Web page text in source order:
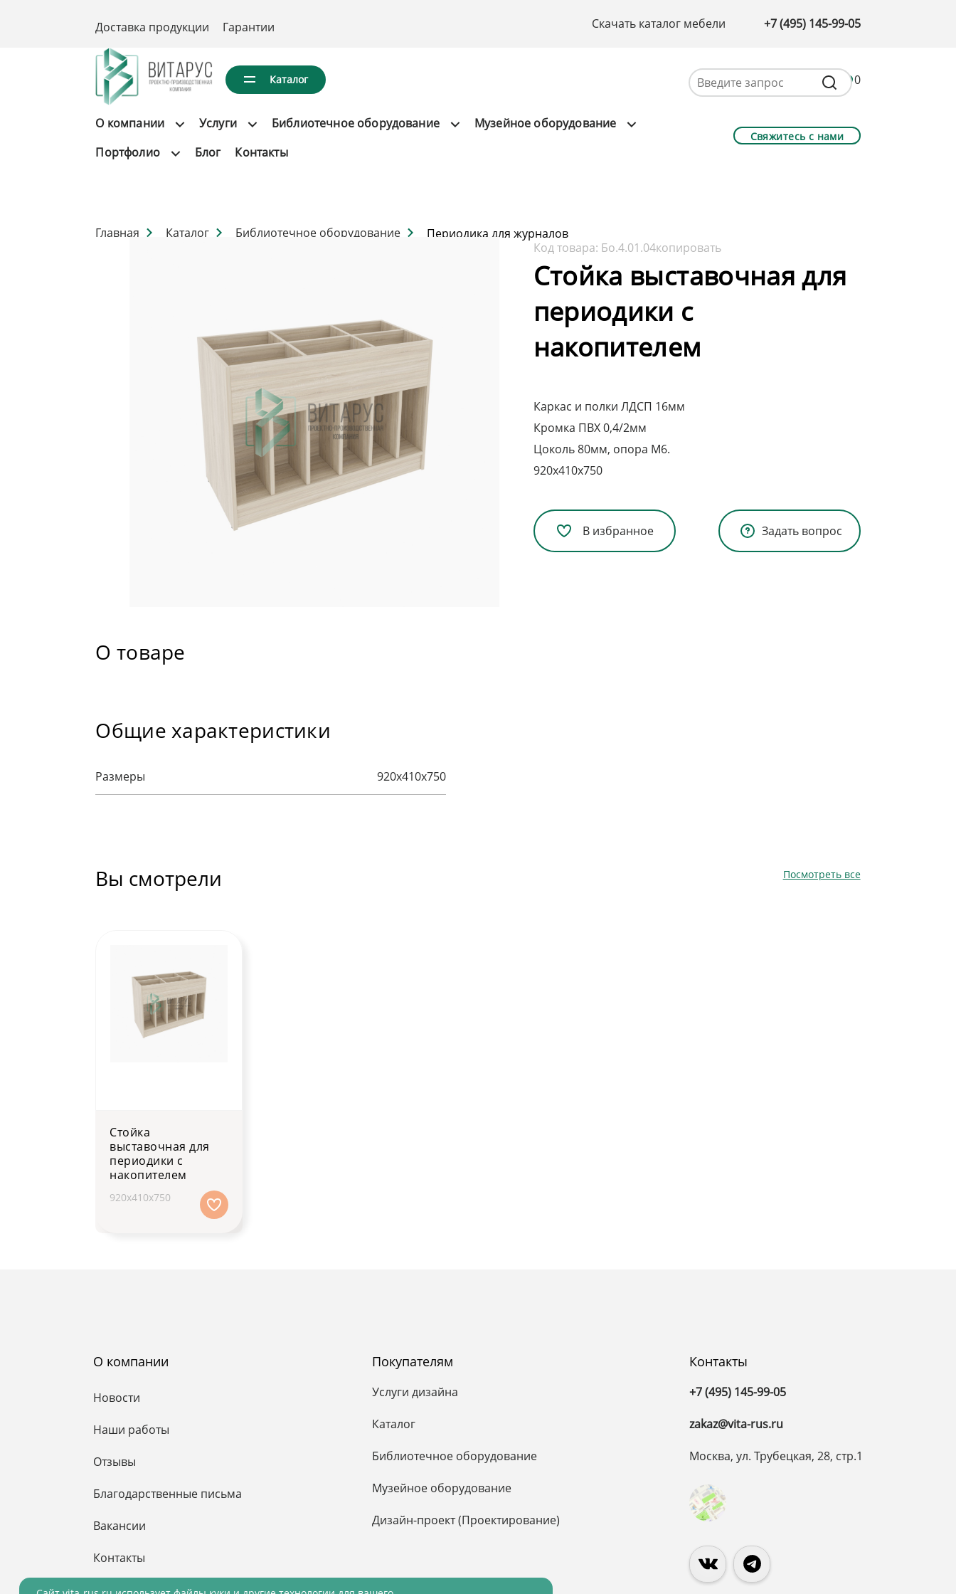
Доставка продукции Гарантии Скачать каталог мебели +7 (495) 145-99-05
Каталог 0
О компании Услуги Библиотечное оборудование
Музейное оборудование
Портфолио
Блог Контакты
Свяжитесь с нами
Главная Каталог Библиотечное оборудование
Периодика для журналов
Код товара: Бо.4.01.04копировать
Стойка выставочная для
периодики с
накопителем
Каркас и полки ЛДСП 16мм
Кромка ПВХ 0,4/2мм
Цоколь 80мм, опора М6.
920х410х750
В избранное Задать вопрос
О товаре
Общие характеристики
Размеры 920х410х750
Вы смотрели Посмотреть все
Стойка
выставочная для
периодики с
накопителем
920х410х750
О компании
Новости
Наши работы
Отзывы
Благодарственные письма
Вакансии
Контакты
Покупателям
Услуги дизайна
Каталог
Библиотечное оборудование
Музейное оборудование
Дизайн-проект (Проектирование)
Контакты
+7 (495) 145-99-05
zakaz@vita-rus.ru
Москва, ул. Трубецкая, 28, стр.1